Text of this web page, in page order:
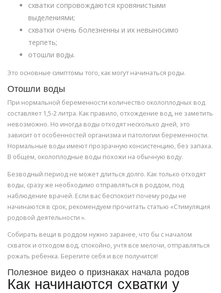
схватки сопровождаются кровянистыми
выделениями;
схватки очень болезненны и их невыносимо
терпеть;
отошли воды.
Это основные симптомы того, как могут начинаться роды.
Отошли воды
При нормальной беременности количество околоплодных вод
составляет 1,5-2 литра. Как правило, отхождение вод, не заметить
невозможно. Но иногда воды отходят несколько дней, это
зависит от особенностей организма и патологии беременности.
Нормальные воды имеют прозрачную консистенцию, без запаха.
В общем, околоплодные воды похожи на обычную воду.
Безводный период не может длиться долго. Как только отходят
воды, сразу же необходимо отправляться в роддом, под
наблюдение врачей. Если вас беспокоит почему роды не
начинаются в срок, рекомендуем прочитать статью «Стимуляция
родовой деятельности ».
Собирать вещи в роддом нужно заранее, что бы с началом
схваток и отходом вод, спокойно, учтя все мелочи, отправляться
рожать ребенка. Берегите себя и все получится!
Полезное видео о признаках начала родов
Как начинаются схватки у